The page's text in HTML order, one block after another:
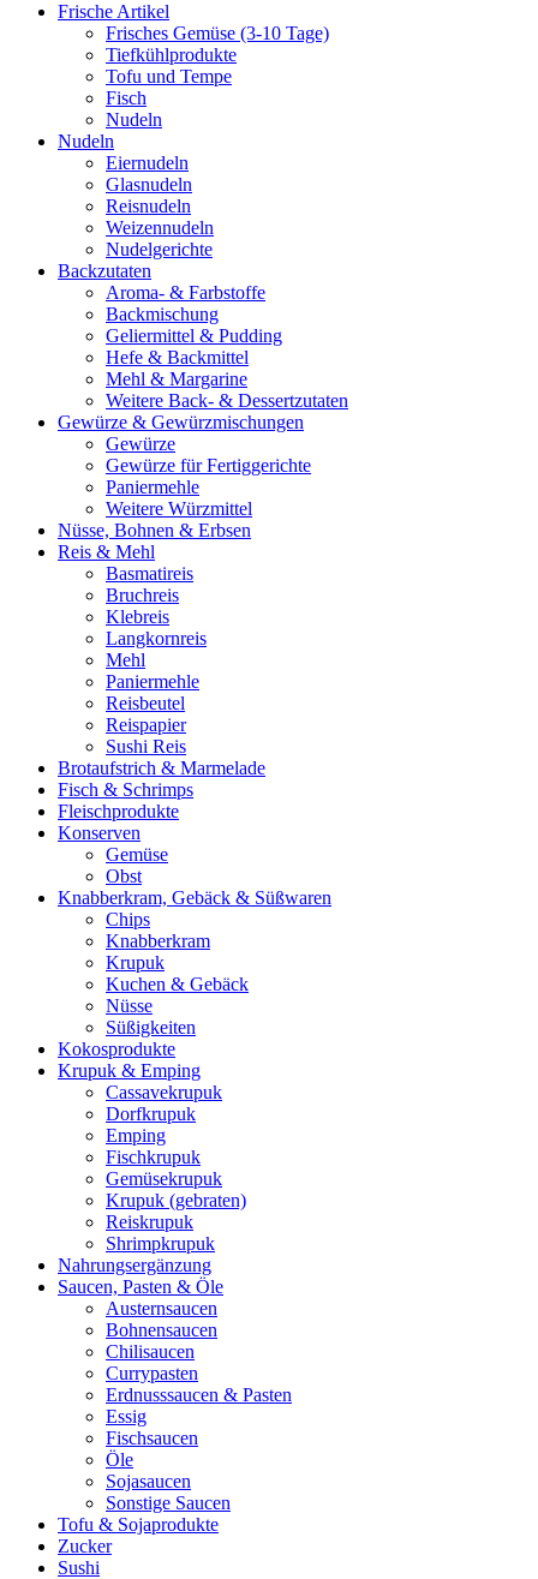
Frische Artikel
Frisches Gemüse (3-10 Tage)
Tiefkühlprodukte
Tofu und Tempe
Fisch
Nudeln
Nudeln
Eiernudeln
Glasnudeln
Reisnudeln
Weizennudeln
Nudelgerichte
Backzutaten
Aroma- & Farbstoffe
Backmischung
Geliermittel & Pudding
Hefe & Backmittel
Mehl & Margarine
Weitere Back- & Dessertzutaten
Gewürze & Gewürzmischungen
Gewürze
Gewürze für Fertiggerichte
Paniermehle
Weitere Würzmittel
Nüsse, Bohnen & Erbsen
Reis & Mehl
Basmatireis
Bruchreis
Klebreis
Langkornreis
Mehl
Paniermehle
Reisbeutel
Reispapier
Sushi Reis
Brotaufstrich & Marmelade
Fisch & Schrimps
Fleischprodukte
Konserven
Gemüse
Obst
Knabberkram, Gebäck & Süßwaren
Chips
Knabberkram
Krupuk
Kuchen & Gebäck
Nüsse
Süßigkeiten
Kokosprodukte
Krupuk & Emping
Cassavekrupuk
Dorfkrupuk
Emping
Fischkrupuk
Gemüsekrupuk
Krupuk (gebraten)
Reiskrupuk
Shrimpkrupuk
Nahrungsergänzung
Saucen, Pasten & Öle
Austernsaucen
Bohnensaucen
Chilisaucen
Currypasten
Erdnusssaucen & Pasten
Essig
Fischsaucen
Öle
Sojasaucen
Sonstige Saucen
Tofu & Sojaprodukte
Zucker
Sushi